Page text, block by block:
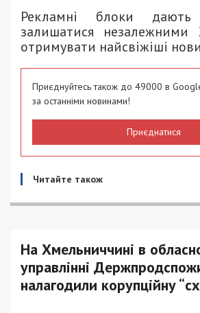
Рекламні блоки
залишатися
отримувати найсвіжіші
Приєднуйтесь також до 49000 в
за останніми новинами!
Приєднатися
Читайте також
На Хмельниччині в
управлінні
налагодили корупційну